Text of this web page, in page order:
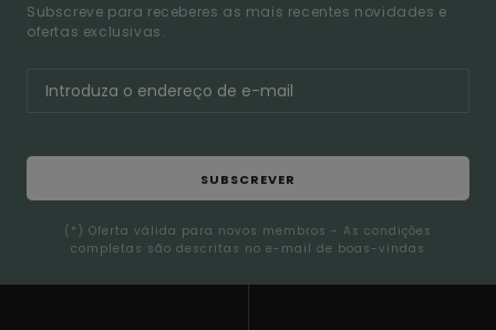
Subscreve para receberes as mais recentes novidades e
ofertas exclusivas.
SUBSCREVER
(*) Oferta válida para novos membros - As condições
completas são descritas no e-mail de boas-vindas